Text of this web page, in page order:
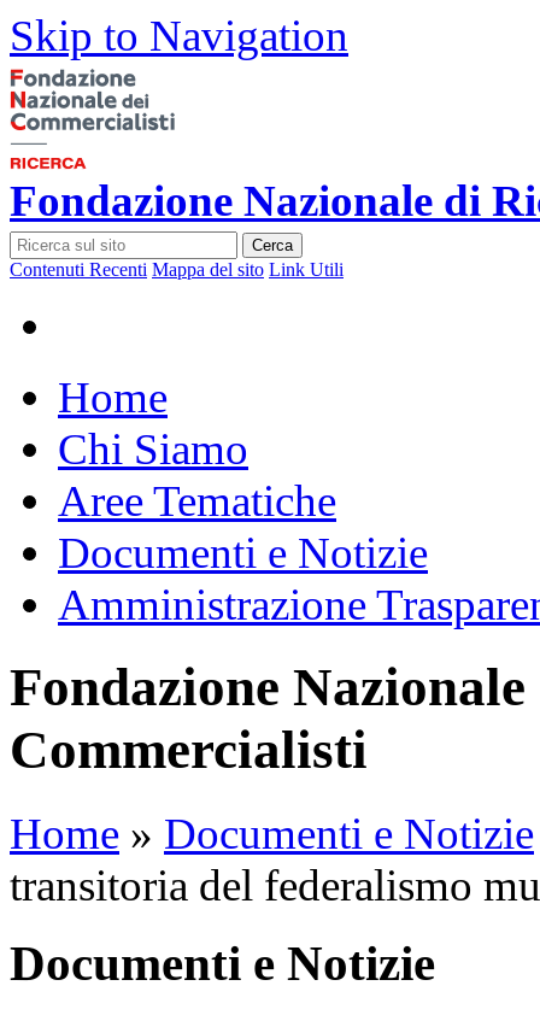
Skip to Navigation
Fondazione Nazionale di
Cerca
Contenuti Recenti Mappa del sito Link Utili
Home
Chi Siamo
Aree Tematiche
Documenti e Notizie
Amministrazione
Fondazione
Commercialisti
Home » Documenti e Notizie
transitoria del federalismo
Documenti e Notizie